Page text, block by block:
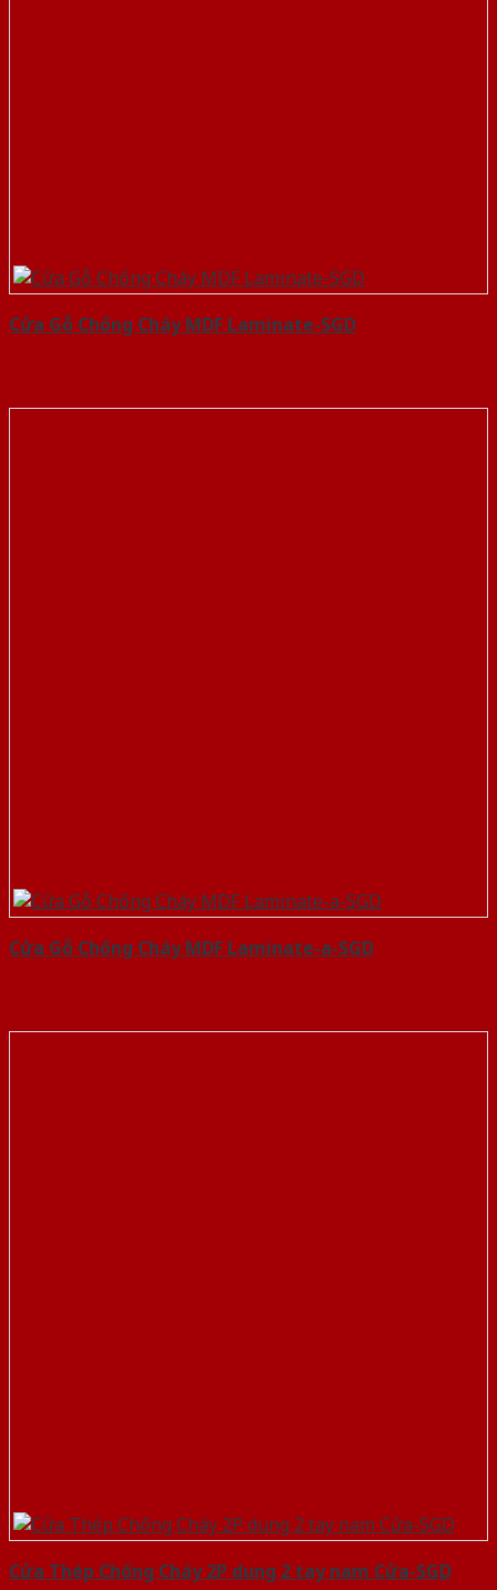
Cửa Gỗ Chống Cháy MDF Laminate-SGD
Cửa Gỗ Chống Cháy MDF Laminate-a-SGD
Cửa Thép Chống Cháy 2P dung 2 tay nam Cửa-SGD